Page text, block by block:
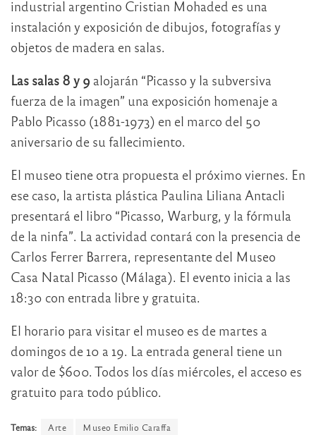
industrial argentino Cristian Mohaded es una
instalación y exposición de dibujos, fotografías y
objetos de madera en salas.
Las salas 8 y 9 alojarán “Picasso y la subversiva
fuerza de la imagen” una exposición homenaje a
Pablo Picasso (1881-1973) en el marco del 50
aniversario de su fallecimiento.
El museo tiene otra propuesta el próximo viernes. En
ese caso, la artista plástica Paulina Liliana Antacli
presentará el libro “Picasso, Warburg, y la fórmula
de la ninfa”. La actividad contará con la presencia de
Carlos Ferrer Barrera, representante del Museo
Casa Natal Picasso (Málaga). El evento inicia a las
18:30 con entrada libre y gratuita.
El horario para visitar el museo es de martes a
domingos de 10 a 19. La entrada general tiene un
valor de $600. Todos los días miércoles, el acceso es
gratuito para todo público.
Temas: Arte Museo Emilio Caraffa